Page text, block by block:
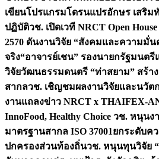
เขียนโปรแกรมโดรนแปรอักษร เสริ
ปฏิบัติวช. เปิดเวที NRCT Open
2570 ดันงานวิจัย “สังคมและความมั่
จริง“อาจารย์เชน” รองนายกรัฐมนต
วิจัยวัฒนธรรมดนตรี “ท่าสยาม” สร้
สากลวช. เชิญชมผลงานวิจัยและนวัต
งานแถลงข่าว NRCT x THAIFEX-
InnoFood, Healthy Choice วช. หนุนง
มาตรฐานสากล ISO 37001ยกระดับค
ปกครองส่วนท้องถิ่นวช. หนุนทุนวิจัย